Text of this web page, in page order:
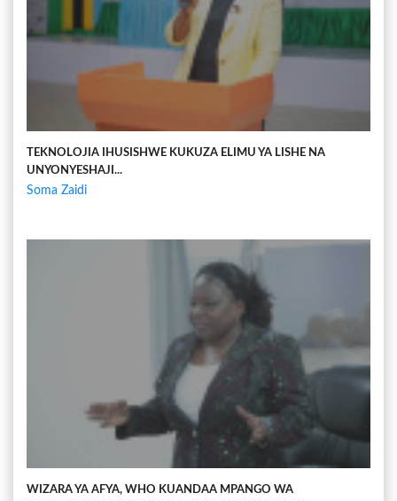
TEKNOLOJIA IHUSISHWE KUKUZA ELIMU YA LISHE NA
UNYONYESHAJI...
Soma Zaidi
WIZARA YA AFYA, WHO KUANDAA MPANGO WA